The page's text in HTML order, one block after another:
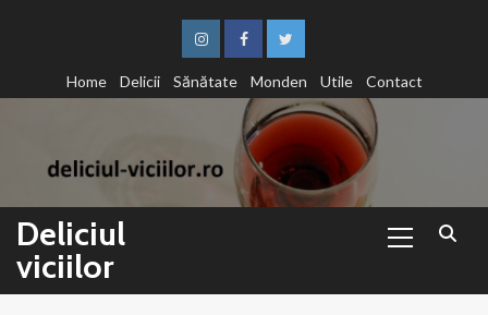
InstagramFacebookTwitter
Home
Delicii Sănătate Monden Utile Contact
Deliciul
viciilor
Menu